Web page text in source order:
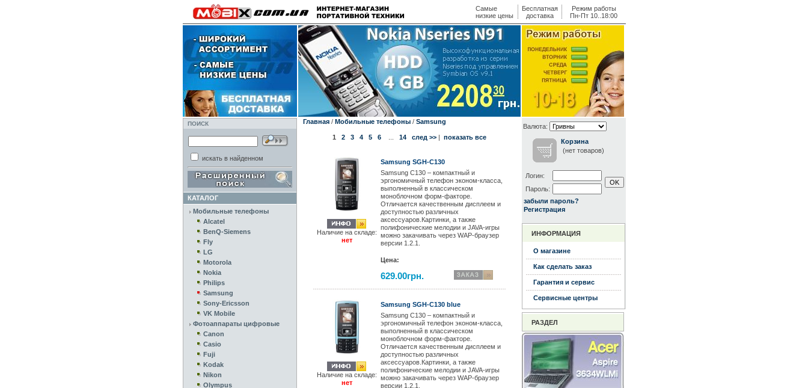
Самые
низкие цены
Бесплатная
доставка
Режим работы
Пн-Пт 10..18:00
ПОИСК
искать в найденном
КАТАЛОГ
Мобильные телефоны
Alcatel
BenQ-Siemens
Fly
LG
Motorola
Nokia
Philips
Samsung
Sony-Ericsson
VK Mobile
Фотоаппараты цифровые
Canon
Casio
Fuji
Kodak
Nikon
Olympus
Главная/ Мобильные телефоны/ Samsung
1 2 3 4 5 6... 14 след >>| показать все
Наличие на складе:
нет
Samsung SGH-C130
Samsung C130 – компактный и
эргономичный телефон эконом-класса,
выполненный в классическом
моноблочном форм-факторе.
Отличается качественным дисплеем и
доступностью различных
аксессуаров.Картинки, а также
полифонические мелодии и JAVA-игры
можно закачивать через WAP-браузер
версии 1.2.1.
Цена:
629.00грн.
Наличие на складе:
нет
Samsung SGH-C130 blue
Samsung C130 – компактный и
эргономичный телефон эконом-класса,
выполненный в классическом
моноблочном форм-факторе.
Отличается качественным дисплеем и
доступностью различных
аксессуаров.Картинки, а также
полифонические мелодии и JAVA-игры
можно закачивать через WAP-браузер
версии 1.2.1.
Валюта:
Корзина
(нет товаров)
Логин:
Пароль:
забыли пароль?
Регистрация
ИНФОРМАЦИЯ
О магазине
Как сделать заказ
Гарантия и сервис
Сервисные центры
РАЗДЕЛ